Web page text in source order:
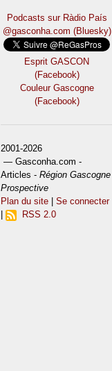
Podcasts sur Ràdio País
@gasconha.com (Bluesky)
Esprit GASCON
(Facebook)
Couleur Gascogne
(Facebook)
2001-2026
— Gasconha.com -
Articles -Région Gascogne
Prospective
Plan du site |Se connecter
|
RSS 2.0